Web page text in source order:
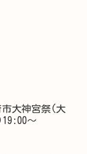
大神宮祭(大
～